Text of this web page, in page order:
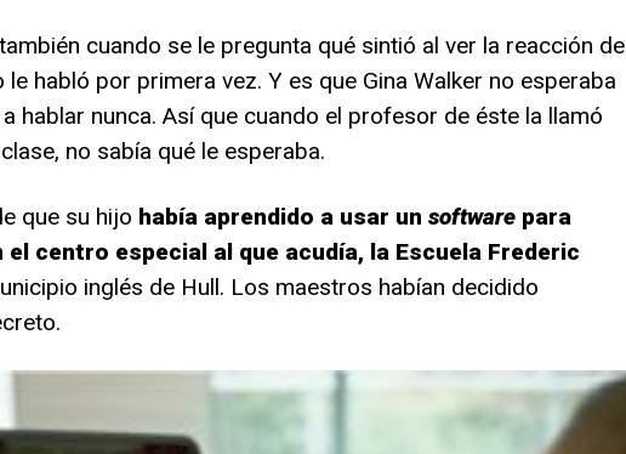
cuando se le pregunta qué sintió al ver la reacción de
le habló por primera vez. Y es que Gina Walker no esperaba
hablar nunca. Así que cuando el profesor de éste la llamó
no sabía qué le esperaba.
que su hijo había aprendido a usar un softwarepara
el centro especial al que acudía, la Escuela Frederic
inglés de Hull. Los maestros habían decidido